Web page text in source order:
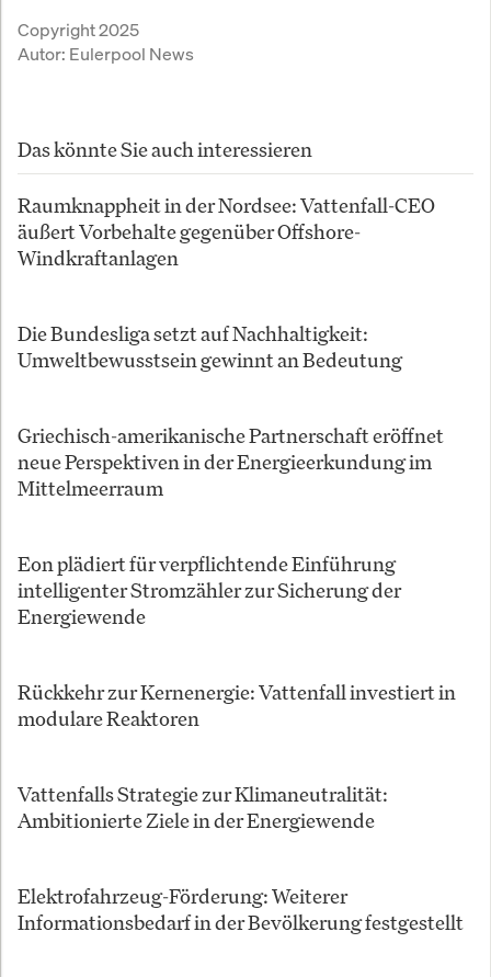
Copyright 2025
Autor: Eulerpool News
Das könnte Sie auch interessieren
Raumknappheit in der Nordsee: Vattenfall-CEO
äußert Vorbehalte gegenüber Offshore-
Windkraftanlagen
Die Bundesliga setzt auf Nachhaltigkeit:
Umweltbewusstsein gewinnt an Bedeutung
Griechisch-amerikanische Partnerschaft eröffnet
neue Perspektiven in der Energieerkundung im
Mittelmeerraum
Eon plädiert für verpflichtende Einführung
intelligenter Stromzähler zur Sicherung der
Energiewende
Rückkehr zur Kernenergie: Vattenfall investiert in
modulare Reaktoren
Vattenfalls Strategie zur Klimaneutralität:
Ambitionierte Ziele in der Energiewende
Elektrofahrzeug-Förderung: Weiterer
Informationsbedarf in der Bevölkerung festgestellt